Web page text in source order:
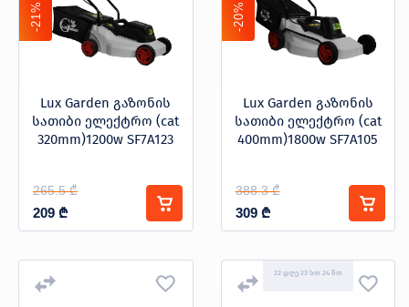
-21%
Lux Garden გაზონის
სათიბი ელექტრო (cat
320mm)1200w SF7A123
265.5 ₾
209 ₾
-20%
Lux Garden გაზონის
სათიბი ელექტრო (cat
400mm)1800w SF7A105
388.3 ₾
309 ₾
22 დღე 23 სთ 24 წთ
პროდუქცია
შეთავაზებები ბრენდები
სოც.
ქსელები